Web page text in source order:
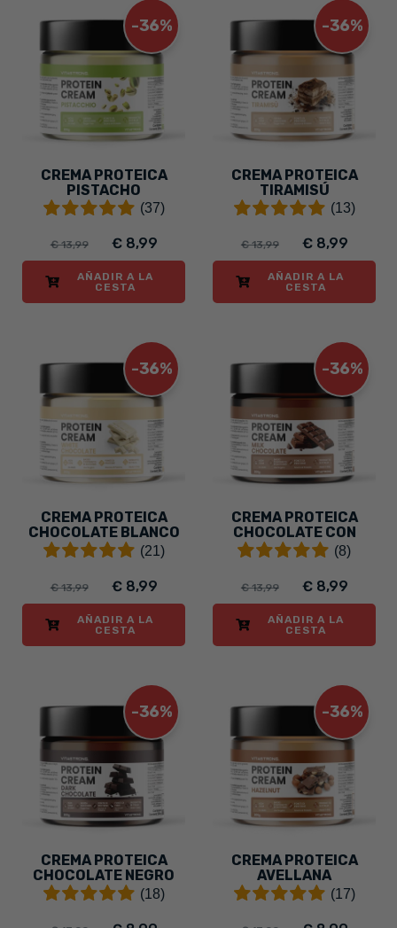
-36%
CREMA PROTEICA
PISTACHO
(37)
€ 13,99 € 8,99
AÑADIR A LA
CESTA
-36%
CREMA PROTEICA
TIRAMISÚ
(13)
€ 13,99 € 8,99
AÑADIR A LA
CESTA
-36%
CREMA PROTEICA
CHOCOLATE BLANCO
(21)
€ 13,99 € 8,99
AÑADIR A LA
CESTA
-36%
CREMA PROTEICA
CHOCOLATE CON
LECHE
(8)
€ 13,99 € 8,99
AÑADIR A LA
CESTA
-36%
CREMA PROTEICA
CHOCOLATE NEGRO
(18)
-36%
CREMA PROTEICA
AVELLANA
(17)